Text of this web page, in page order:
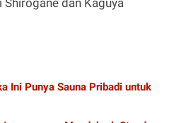
Ini Punya Sauna Pribadi untuk